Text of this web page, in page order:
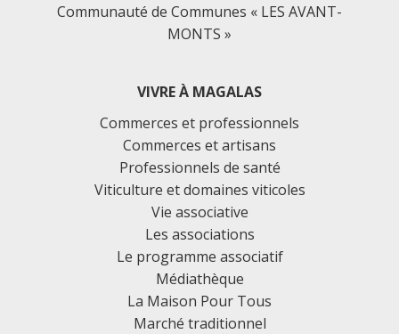
Communauté de Communes « LES AVANT-
MONTS »
VIVRE À MAGALAS
Commerces et professionnels
Commerces et artisans
Professionnels de santé
Viticulture et domaines viticoles
Vie associative
Les associations
Le programme associatif
Médiathèque
La Maison Pour Tous
Marché traditionnel